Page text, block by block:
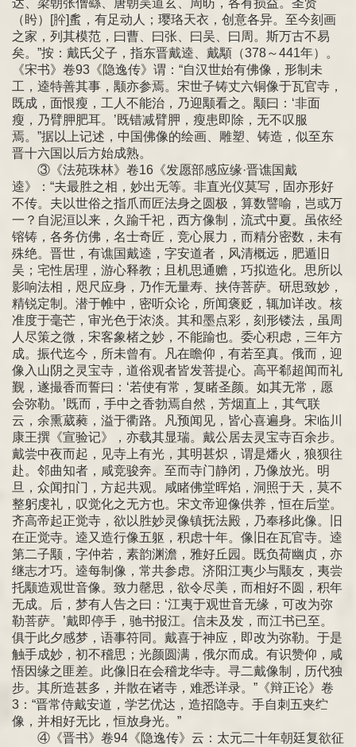
达、梁朝张僧繇、唐朝吴道玄、周昉，各有损益。圣贤
（盻）[肸]蚃，有足动人；璎珞天衣，创意各异。至今刻画
之家，列其模范，曰曹、曰张、曰吴、曰周。斯万古不易
矣。”按：戴氏父子，指东晋戴逵、戴顒（378～441年）。
《宋书》卷93《隐逸传》谓：“自汉世始有佛像，形制未
工，逵特善其事，颙亦参焉。宋世子铸丈六铜像于瓦官寺，
既成，面恨瘦，工人不能治，乃迎颙看之。颙曰：‘非面
瘦，乃臂胛肥耳。’既错减臂胛，瘦患即除，无不叹服
焉。”据以上记述，中国佛像的绘画、雕塑、铸造，似至东
晋十六国以后方始成熟。
③《法苑珠林》卷16《发愿部感应缘·晋谯国戴
逵》：“夫最胜之相，妙出无等。非直光仪莫写，固亦形好
不传。夫以世俗之指爪而匠法身之圆极，算数譬喻，岂或万
一？自泥洹以来，久踰千祀，西方像制，流式中夏。虽依经
镕铸，各务仿佛，名士奇匠，竞心展力，而精分密数，未有
殊绝。晋世，有谯国戴逵，字安道者，风清概远，肥遁旧
吴；宅性居理，游心释教；且机思通赡，巧拟造化。思所以
影响法相，咫尺应身，乃作无量寿、挟侍菩萨。研思致妙，
精锐定制。潜于帷中，密听众论，所闻褒贬，辄加详改。核
准度于毫芒，审光色于浓淡。其和墨点彩，刻形镂法，虽周
人尽策之微，宋客象楮之妙，不能踰也。委心积虑，三年方
成。振代迄今，所未曾有。凡在瞻仰，有若至真。俄而，迎
像入山阴之灵宝寺，道俗观者皆发菩提心。高平郗超闻而礼
觐，遂撮香而誓曰：‘若使有常，复睹圣颜。如其无常，愿
会弥勒。’既而，手中之香勃焉自然，芳烟直上，其气联
云，余熏葳蕤，溢于衢路。凡预闻见，皆心喜遍身。宋临川
康王撰《宣验记》，亦载其显瑞。戴公居去灵宝寺百余步。
戴尝中夜而起，见寺上有光，其明甚炽，谓是燔火，狼狈往
赴。邻曲知者，咸竞骏奔。至而寺门静闭，乃像放光。明
旦，众闻扣门，方起共观。咸睹佛堂晖焰，洞照于天，莫不
整躬虔礼，叹觉化之无方也。宋文帝迎像供养，恒在后堂。
齐高帝起正觉寺，欲以胜妙灵像镇抚法殿，乃奉移此像。旧
在正觉寺。逵又造行像五躯，积虑十年。像旧在瓦官寺。逵
第二子颙，字仲若，素韵渊澹，雅好丘园。既负荷幽贞，亦
继志才巧。逵每制像，常共参虑。济阳江夷少与颙友，夷尝
托颙造观世音像。致力罄思，欲令尽美，而相好不圆，积年
无成。后，梦有人告之曰：‘江夷于观世音无缘，可改为弥
勒菩萨。’戴即停手，驰书报江。信未及发，而江书已至。
俱于此夕感梦，语事符同。戴喜于神应，即改为弥勒。于是
触手成妙，初不稽思；光颜圆满，俄尔而成。有识赞仰，咸
悟因缘之匪差。此像旧在会稽龙华寺。寻二戴像制，历代独
步。其所造甚多，并散在诸寺，难悉详录。”《辩正论》卷
3：“晋常侍戴安道，学艺优达，造招隐寺。手自刺五夹纻
像，并相好无比，恒放身光。”
④《晋书》卷94《隐逸传》云：太元二十年朝廷复欲征